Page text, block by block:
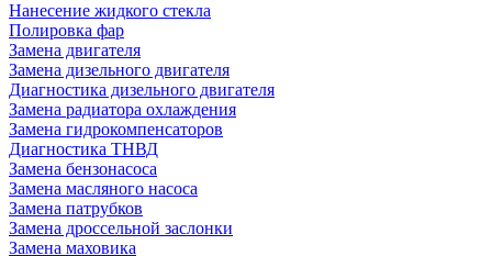
Нанесение жидкого стекла
Полировка фар
Замена двигателя
Замена дизельного двигателя
Диагностика дизельного двигателя
Замена радиатора охлаждения
Замена гидрокомпенсаторов
Диагностика ТНВД
Замена бензонасоса
Замена масляного насоса
Замена патрубков
Замена дроссельной заслонки
Замена маховика